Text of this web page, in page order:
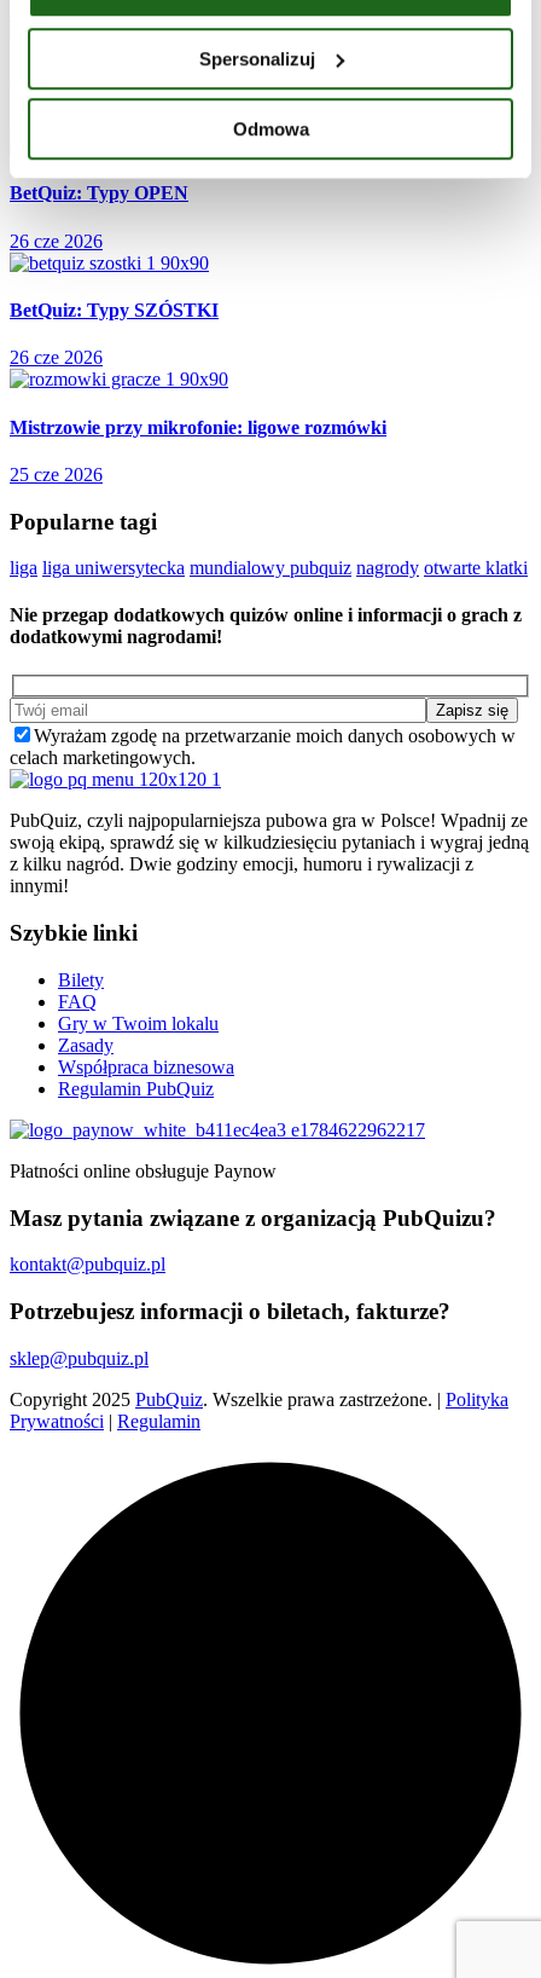
Spersonalizuj
Odmowa
BetQuiz: Wytypuj mistrza!
BetQuiz: Typy OPEN
26 cze 2026
BetQuiz: Typy SZÓSTKI
26 cze 2026
Mistrzowie przy mikrofonie: ligowe rozmówki
25 cze 2026
Popularne tagi
liga liga uniwersytecka mundialowy pubquiz nagrody otwarte klatki
Nie przegap dodatkowych quizów online i informacji o grach z
dodatkowymi nagrodami!
Wyrażam zgodę na przetwarzanie moich danych osobowych w
celach marketingowych.
PubQuiz, czyli najpopularniejsza pubowa gra w Polsce! Wpadnij ze
swoją ekipą, sprawdź się w kilkudziesięciu pytaniach i wygraj jedną
z kilku nagród. Dwie godziny emocji, humoru i rywalizacji z
innymi!
Szybkie linki
Bilety
FAQ
Gry w Twoim lokalu
Zasady
Współpraca biznesowa
Regulamin PubQuiz
Płatności online obsługuje Paynow
Masz pytania związane z organizacją PubQuizu?
kontakt@pubquiz.pl
Potrzebujesz informacji o biletach, fakturze?
sklep@pubquiz.pl
Copyright 2025 PubQuiz. Wszelkie prawa zastrzeżone. | Polityka
Prywatności | Regulamin